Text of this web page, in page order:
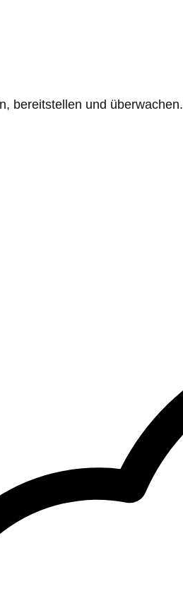
bereitstellen und überwachen.